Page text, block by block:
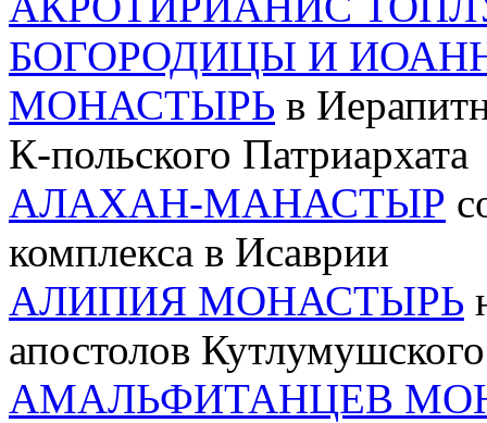
БОГОРОДИЦЫ И
МОНАСТЫРЬ в
К-польского Патриархата
АЛАХАН-МАНАСТЫР
комплекса в Исаврии
АЛИПИЯ МОНАСТЫРЬ
апостолов
АМАЛЬФИТАНЦЕВ